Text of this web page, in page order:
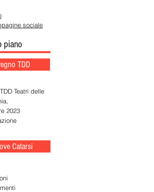
sociale
piano
TDD
Teatri delle
2023
Catarsi